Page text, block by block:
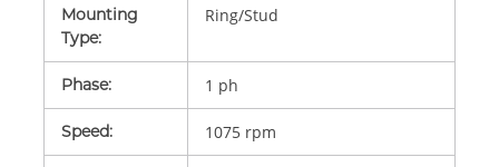
Mounting
Type:
Ring/Stud
Phase: 1 ph
Speed: 1075 rpm